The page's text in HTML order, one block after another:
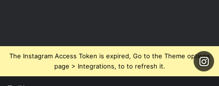
The Instagram Access Token is expired, Go to the Theme options
page > Integrations, to to refresh it.